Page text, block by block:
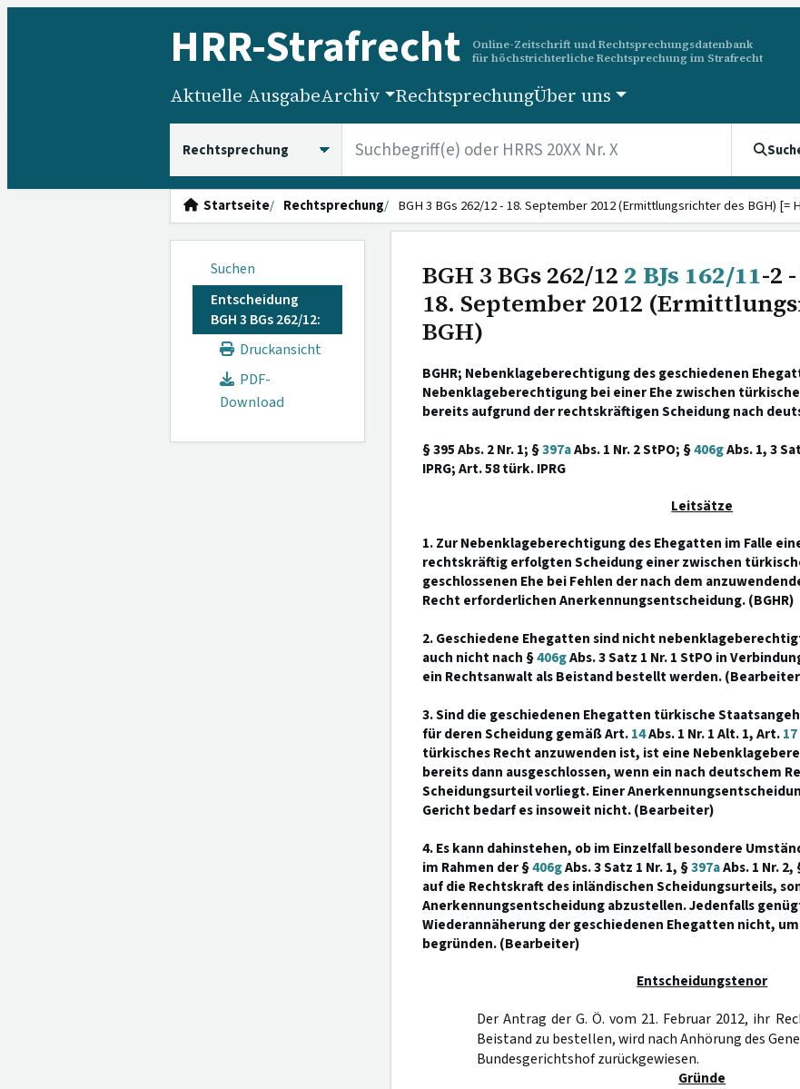
HRR-Strafrecht
Online-Zeitschrift und Rechtsprechungsdatenbank
für höchstrichterliche Rechtsprechung im Strafrecht
Aktuelle AusgabeArchiv RechtsprechungÜber uns
Startseite Rechtsprechung BGH 3 BGs 262/12 - 18. September 2012 (Ermittlungsrichter des BGH) [=
Suchen
Entscheidung
BGH 3 BGs 262/12:
Druckansicht
PDF-
Download
BGH 3 BGs 262/12 2 BJs 162/11-2
18. September 2012
BGH)
BGHR; Nebenklageberechtigung des geschiedenen
Nebenklageberechtigung bei einer Ehe zwischen
bereits aufgrund der rechtskräftigen Scheidung nach
§ 395 Abs. 2 Nr. 1; §397aAbs. 1 Nr. 2 StPO; §406gAbs. 1, 3
IPRG; Art. 58 türk. IPRG
Leitsätze
1. Zur Nebenklageberechtigung des Ehegatten im Falle
rechtskräftig erfolgten Scheidung einer zwischen
geschlossenen Ehe bei Fehlen der nach dem
Recht erforderlichen Anerkennungsentscheidung. (BGHR)
2. Geschiedene Ehegatten sind nicht
auch nicht nach §406gAbs. 3 Satz 1 Nr. 1 StPO in
ein Rechtsanwalt als Beistand bestellt werden.
3. Sind die geschiedenen Ehegatten türkische
für deren Scheidung gemäß Art.14Abs. 1 Nr. 1 Alt. 1, Art.17
türkisches Recht anzuwenden ist, ist eine
bereits dann ausgeschlossen, wenn ein nach deutschem
Scheidungsurteil vorliegt. Einer
Gericht bedarf es insoweit nicht. (Bearbeiter)
4. Es kann dahinstehen, ob im Einzelfall besondere
im Rahmen der §406gAbs. 3 Satz 1 Nr. 1, §397aAbs. 1 Nr. 2,
auf die Rechtskraft des inländischen Scheidungsurteils,
Anerkennungsentscheidung abzustellen. Jedenfalls
Wiederannäherung der geschiedenen Ehegatten nicht,
begründen. (Bearbeiter)
Entscheidungstenor
Der Antrag der G. Ö. vom 21. Februar 2012, ihr
Beistand zu bestellen, wird nach Anhörung des
Bundesgerichtshof zurückgewiesen.
Gründe